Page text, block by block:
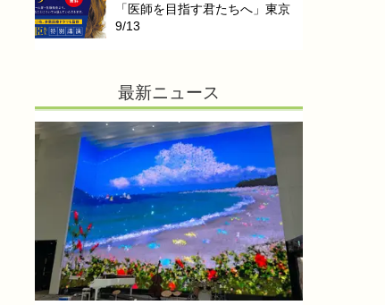
「医師を目指す君たちへ」東京
9/13
最新ニュース